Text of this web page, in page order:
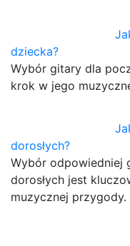
dziecka?
Wybór gitary dla
krok w jego
dorosłych?
Wybór odpowiedniej
dorosłych jest
muzycznej